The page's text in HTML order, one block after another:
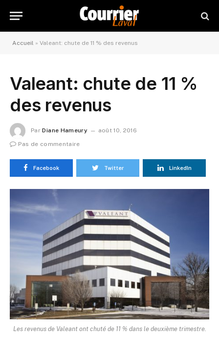
Accueil » Valeant: chute de 11 % des revenus
Valeant: chute de 11 %
des revenus
Par Diane Hameury
août 10, 2016
Pas de commentaire
Facebook Twitter LinkedIn
Les revenus de Valeant ont chuté de 11 % dans le deuxième trimestre.